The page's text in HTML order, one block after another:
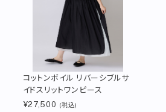
コットンボイル リバーシブルサ
イドスリットワンピース
¥27,500 (税込)